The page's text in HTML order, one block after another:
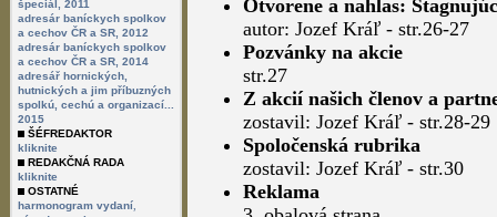
špeciál, 2011
adresár baníckych spolkov
a cechov ČR a SR, 2012
adresár baníckych spolkov
a cechov ČR a SR, 2014
adresář hornických,
hutnických a jim příbuzných
spolkú, cechú a organizací...
2015
ŠÉFREDAKTOR
kliknite
REDAKČNÁ RADA
kliknite
OSTATNÉ
harmonogram vydaní
Otvorene a nahlas:
autor: Jozef Kráľ - str.26-27
Pozvánky na akcie
str.27
Z akcií našich členov a
zostavil: Jozef Kráľ - str.28-29
Spoločenská rubrika
zostavil: Jozef Kráľ - str.30
Reklama